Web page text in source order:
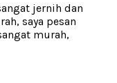
jernih dan
saya pesan
murah,